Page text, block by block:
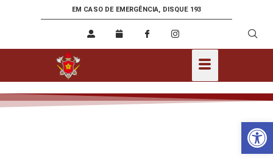
EM CASO DE EMERGÊNCIA, DISQUE 193